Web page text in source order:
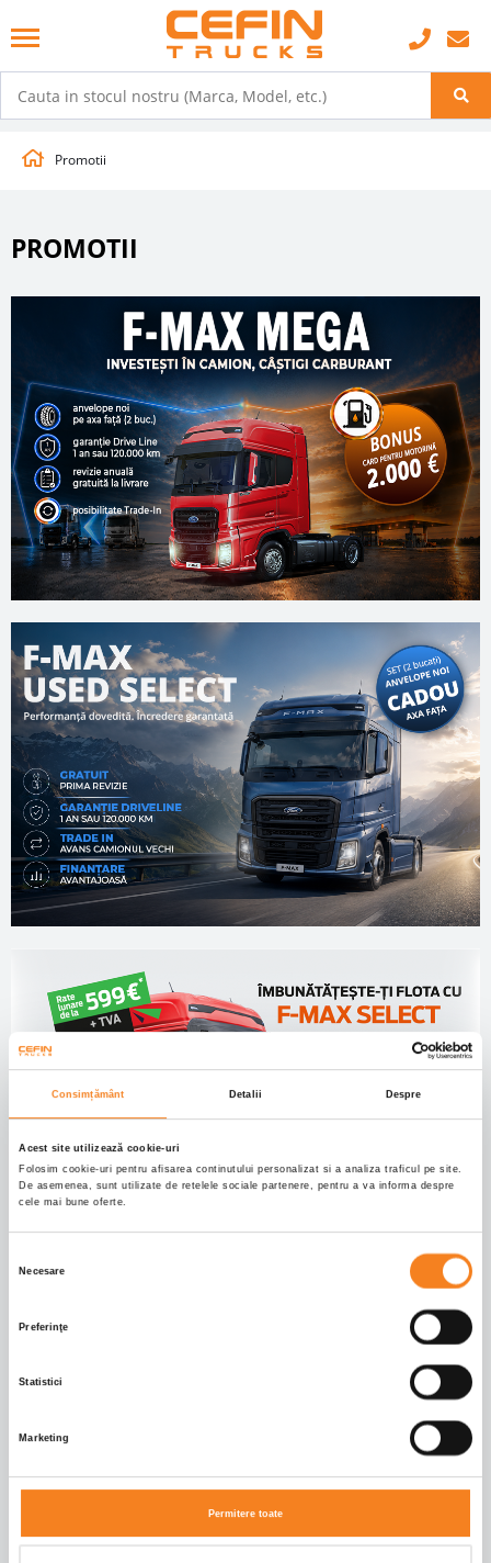
Consimțământ Detalii Despre
Acest site utilizează cookie-uri
Folosim cookie-uri pentru afisarea continutului personalizat si a analiza traficul pe site.
De asemenea, sunt utilizate de retelele sociale partenere, pentru a va informa despre
cele mai bune oferte.
Necesare
Preferinţe
Statistici
Marketing
Permitere toate
Promotii
PROMOTII